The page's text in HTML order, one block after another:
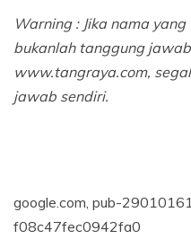
Warning : Jika nama
bukanlah tanggung
www.tangraya.com,
jawab sendiri.
google.com, pub-
f08c47fec0942fa0